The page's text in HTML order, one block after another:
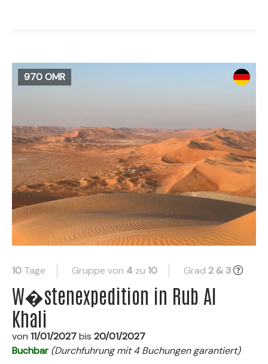
970 OMR
10 Tage Gruppe von 4 zu 10 Grad 2 & 3
W�stenexpedition in Rub Al
Khali
von 11/01/2027bis 20/01/2027
Buchbar (Durchfuhrung mit 4 Buchungen garantiert)